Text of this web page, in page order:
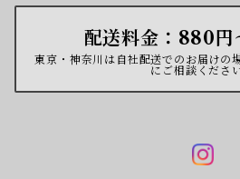
配送料金：880円
東京・神奈川は自社配送でのお届けの
にご相談ください